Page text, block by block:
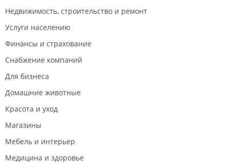
Недвижимость, строительство и ремонт
Услуги населению
Финансы и страхование
Снабжение компаний
Для бизнеса
Домашние животные
Красота и уход
Магазины
Мебель и интерьер
Медицина и здоровье